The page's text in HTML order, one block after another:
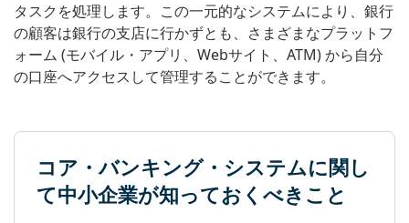
タスクを処理します。この一元的なシステムにより、銀行
の顧客は銀行の支店に行かずとも、さまざまなプラットフ
ォーム (モバイル・アプリ、Webサイト、ATM) から自分
の口座へアクセスして管理することができます。
コア・バンキング・システムに関し
て中小企業が知っておくべきこと